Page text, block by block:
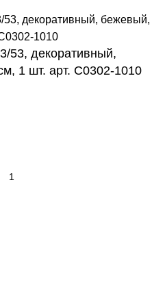
53, декоративный,
1 шт. арт. С0302-1010